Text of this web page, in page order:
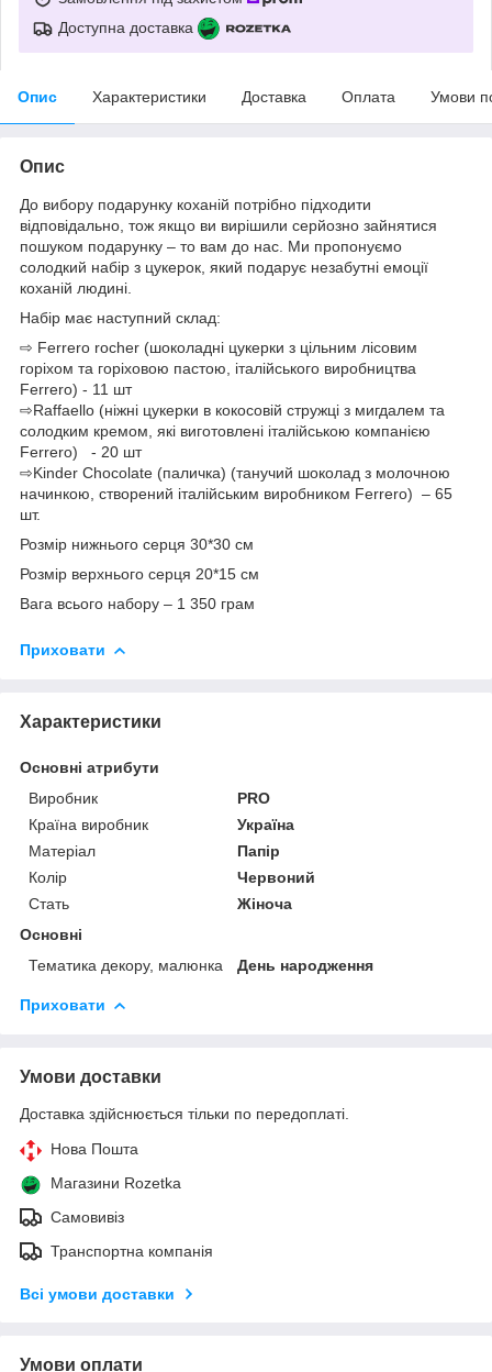
Доступна доставка
Опис Характеристики Доставка Оплата Умови
Опис
До вибору подарунку коханій потрібно підходити
відповідально, тож якщо ви вирішили серйозно зайнятися
пошуком подарунку – то вам до нас. Ми пропонуємо
солодкий набір з цукерок, який подарує незабутні емоції
коханій людині.
Набір має наступний склад:
⇨ Ferrero rocher (шоколадні цукерки з цільним лісовим
горіхом та горіховою пастою, італійського виробництва
Ferrero) - 11 шт
⇨Raffaello (ніжні цукерки в кокосовій стружці з мигдалем та
солодким кремом, які виготовлені італійською компанією
Ferrero) - 20 шт
⇨Kinder Chocolate (паличка) (танучий шоколад з молочною
начинкою, створений італійським виробником Ferrero) – 65
шт.
Розмір нижнього серця 30*30 см
Розмір верхнього серця 20*15 см
Вага всього набору – 1 350 грам
Приховати
Характеристики
Основні атрибути
Виробник
PRO
Країна виробник
Україна
Матеріал
Папір
Колір
Червоний
Стать
Жіноча
Основні
Тематика декору, малюнка
День народження
Приховати
Умови доставки
Доставка здійснюється тільки по передоплаті.
Нова Пошта
Магазини Rozetka
Самовивіз
Транспортна компанія
Всі умови доставки
Умови оплати